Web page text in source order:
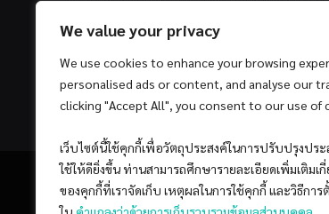
We value your privacy
We use cookies to enhance your browsing
personalised ads or content, and analyse our
clicking "Accept All", you consent to our use of
เว็บไซต์นี้ใช้คุกกี้เพื่อวัตถุประสงค์ในการปรับปรุงปร
ใช้ให้ดียิ่งขึ้น ท่านสามารถศึกษารายละเอียดเพิ่มเติมเ
ของคุกกี้ที่เราจัดเก็บ เหตุผลในการใช้คุกกี้ และวิธีการ
ส่วนบุคคล ซึ่งมีเป้าหมายที่จะช่วยเหลือให้นักลงทุน
ด้วยแนวคิดและกระบวนการลงทุนอย่างเป็นระบ
Quantitative & Systematic Investing